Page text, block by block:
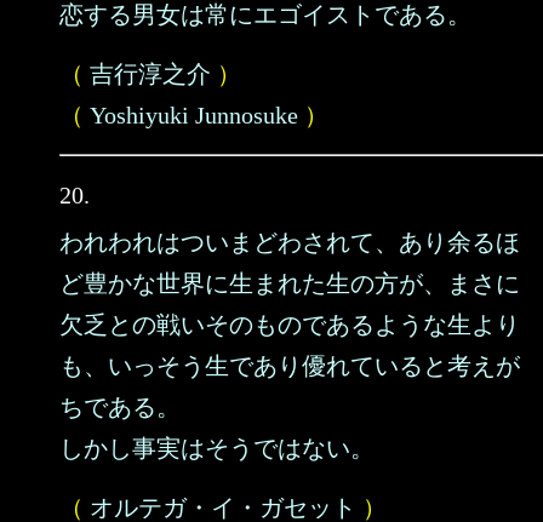
恋する男女は常にエゴイストである。
（ 吉行淳之介 ）
（ Yoshiyuki Junnosuke ）
20.
われわれはついまどわされて、あり余るほ
ど豊かな世界に生まれた生の方が、まさに
欠乏との戦いそのものであるような生より
も、いっそう生であり優れていると考えが
ちである。
しかし事実はそうではない。
（ オルテガ・イ・ガセット ）